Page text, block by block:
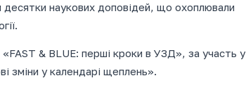
наукових доповідей, що охоплювали
& BLUE: перші кроки в УЗД», за участь у
зміни у календарі щеплень».